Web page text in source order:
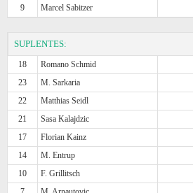
9
Marcel Sabitzer
SUPLENTES:
18 Romano Schmid
23
M. Sarkaria
22
Matthias Seidl
21
Sasa Kalajdzic
17
Florian Kainz
14
M. Entrup
10
F. Grillitsch